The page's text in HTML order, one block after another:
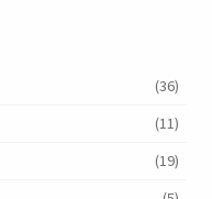
(36)
(11)
(19)